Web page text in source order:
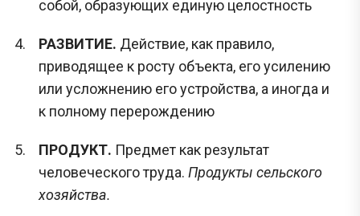
собой, образующих единую целостность
РАЗВИТИЕ. Действие, как правило,
приводящее к росту объекта, его усилению
или усложнению его устройства, а иногда и
к полному перерождению
ПРОДУКТ. Предмет как результат
человеческого труда. Продукты сельского
хозяйства.